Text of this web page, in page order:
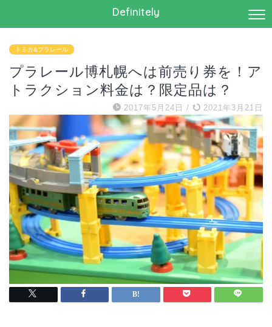
Definitely
トミカ&プラレール
プラレール博札幌へは前売り券を！ア
トラクション料金は？限定品は？
2017年5月24日 / 2021年3月21日